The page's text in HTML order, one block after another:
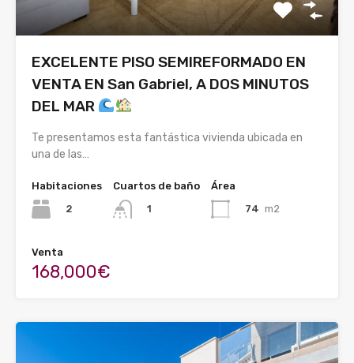
EXCELENTE PISO SEMIREFORMADO EN
VENTA EN San Gabriel, A DOS MINUTOS
DEL MAR
Te presentamos esta fantástica vivienda ubicada en
una de las…
Habitaciones
2
Cuartos de baño
1
Área
74 m2
Venta
168,000€